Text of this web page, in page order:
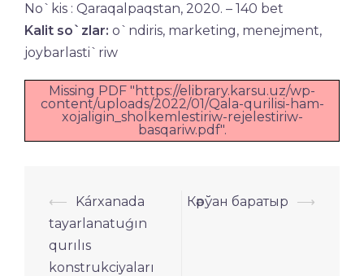
No`kis : Qaraqalpaqstan, 2020. – 140 bet
Kalit so`zlar: o`ndiris, marketing, menejment,
joybarlasti`riw
Missing PDF "https://elibrary.karsu.uz/wp-
content/uploads/2022/01/Qala-qurilisi-ham-
xojaligin_sholkemlestiriw-rejelestiriw-
basqariw.pdf".
Навигация
по
записям
⟵
Kárxanada
tayarlanatuǵın
qurılıs
konstrukciyaları
Кәрўан баратыр ⟶